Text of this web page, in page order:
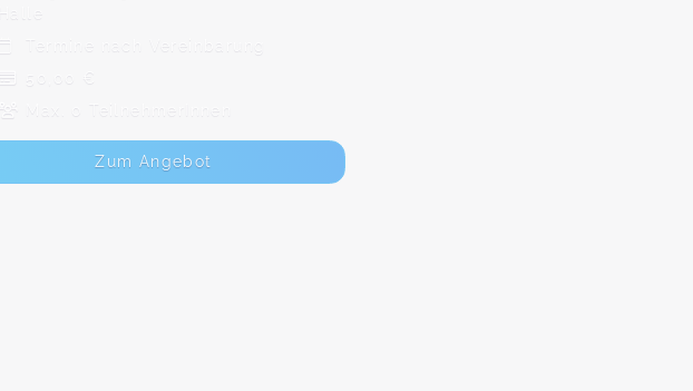
Halle
Termine nach Vereinbarung
50,00 €
Max. 0 TeilnehmerInnen
Zum Angebot